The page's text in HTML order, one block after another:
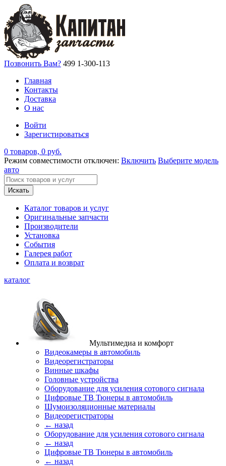
Позвонить Вам? 499 1-300-113
Главная
Контакты
Доставка
О нас
Войти
Зарегистироваться
0 товаров, 0 руб.
Режим совместимости отключен: Включить Выберите модель
авто
Искать
Каталог товаров и услуг
Оригинальные запчасти
Производители
Установка
События
Галерея работ
Оплата и возврат
каталог
Мультимедиа и комфорт
Видеокамеры в автомобиль
Видеорегистраторы
Винные шкафы
Головные устройства
Оборудование для усиления сотового сигнала
Цифровые ТВ Тюнеры в автомобиль
Шумоизоляционные материалы
Видеорегистраторы
← назад
Оборудование для усиления сотового сигнала
← назад
Цифровые ТВ Тюнеры в автомобиль
← назад